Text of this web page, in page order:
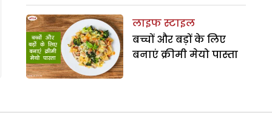
लाइफ स्टाइल
बच्चों और बड़ों के लिए
बनाएं क्रीमी मेयो पास्ता